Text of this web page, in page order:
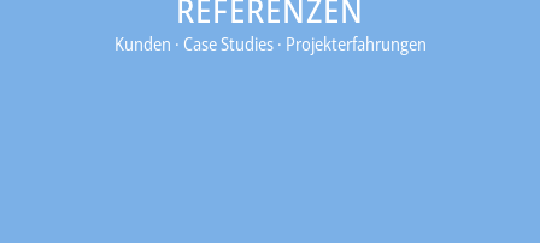
REFERENZEN
Kunden · Case Studies · Projekterfahrungen